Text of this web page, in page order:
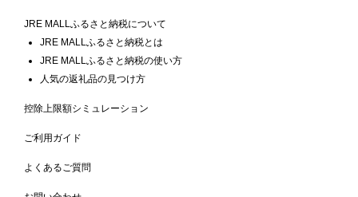
JRE MALLふるさと納税について
JRE MALLふるさと納税とは
JRE MALLふるさと納税の使い方
人気の返礼品の見つけ方
控除上限額シミュレーション
ご利用ガイド
よくあるご質問